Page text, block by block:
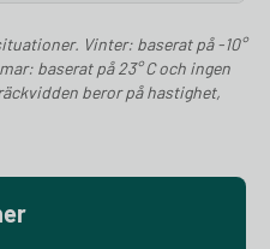
Vinter: baserat på -10°
baserat på 23° C och ingen
beror på hastighet,